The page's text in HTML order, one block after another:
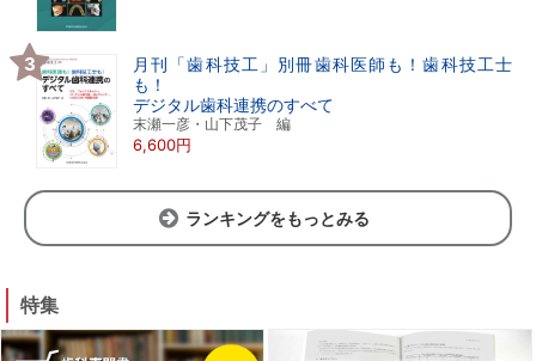
月刊「歯科技工」別冊歯科医師も！歯科技工士
も！
デジタル歯科連携のすべて
末瀬一彦・山下茂子 編
6,600円
ランキングをもっとみる
特集